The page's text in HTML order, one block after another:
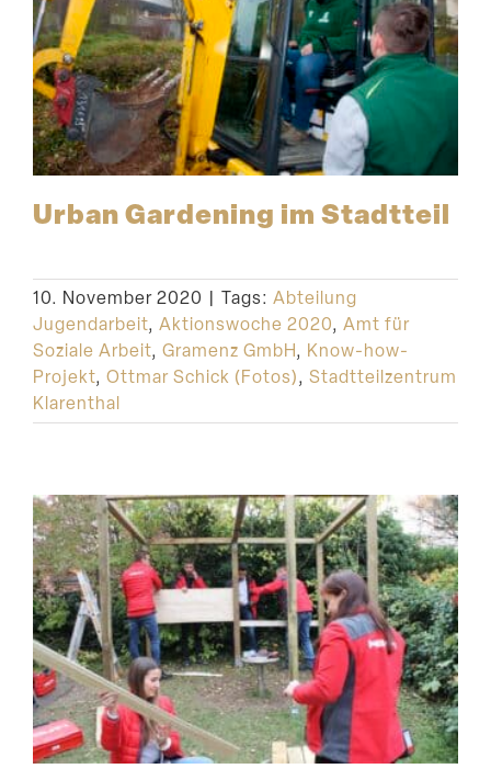
Urban Gardening im Stadtteil
10. November 2020 | Tags: Abteilung
Jugendarbeit, Aktionswoche 2020, Amt für
Soziale Arbeit, Gramenz GmbH, Know-how-
Projekt, Ottmar Schick (Fotos), Stadtteilzentrum
Klarenthal